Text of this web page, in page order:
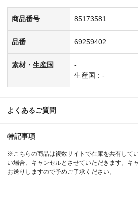
商品番号 85173581
品番 69259402
素材・生産国
-
生産国：-
よくあるご質問
特記事項
※こちらの商品は複数サイトで在庫を共有して
い場合、キャンセルとさせていただきます。キ
お送りしますので予めご了承ください。